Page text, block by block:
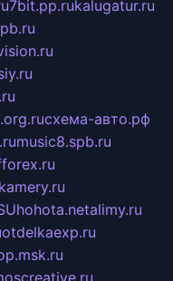
7bit.pp.rukalugatur.ru
схема-авто.рф
music8.spb.ru
hohota.netalimy.ru
otdelkaexp.ru